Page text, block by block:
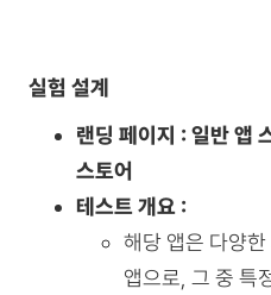
실험 설계
랜딩 페이지 : 일반 앱
스토어
테스트 개요 :
해당 앱은 다양한
앱으로, 그 중 특